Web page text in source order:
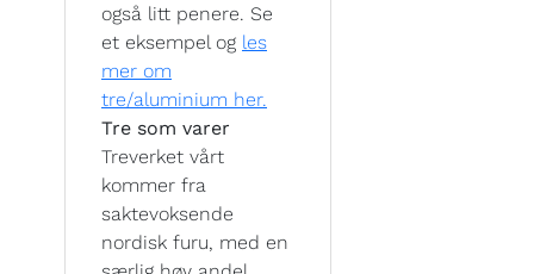
også litt penere. Se
et eksempel og les
mer om
tre/aluminium her.
Tre som varer
Treverket vårt
kommer fra
saktevoksende
nordisk furu, med en